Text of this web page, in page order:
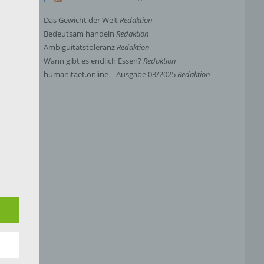
Das Gewicht der Welt Redaktion
Bedeutsam handeln Redaktion
Ambiguitätstoleranz Redaktion
Wann gibt es endlich Essen? Redaktion
humanitaet.online – Ausgabe 03/2025 Redaktion